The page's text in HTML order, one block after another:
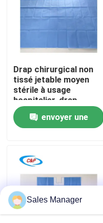
À propos de nous
Visite de l'usine
Contrôle de la qualité
Nouvelles
Les affaires
Drap chirurgical non
tissé jetable moyen
stérile à usage
hospitalier, drap
chirurgical anti-liquide
envoyer une
Sales Manager